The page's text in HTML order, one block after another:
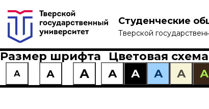
Размер шрифта
А А А
Цветовая схема
А
А А А А
Студенческие
Тверской